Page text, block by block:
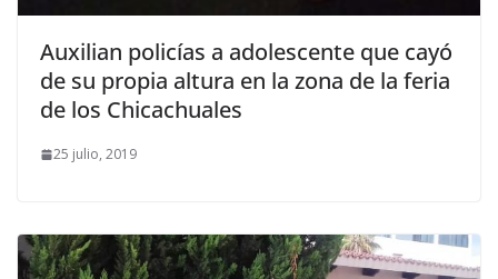
Auxilian policías a adolescente que cayó
de su propia altura en la zona de la feria
de los Chicachuales
25 julio, 2019